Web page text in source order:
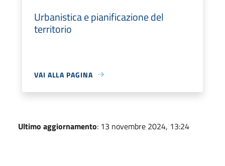
Urbanistica e pianificazione del
territorio
VAI ALLA PAGINA
Ultimo aggiornamento: 13 novembre 2024, 13:24